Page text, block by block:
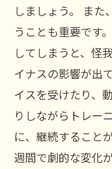
しましょう。 ま
うことも重要です
してしまうと、怪
イナスの影響が出
イスを受けたり、
りしながらトレー
に、継続すること
週間で劇的な変化